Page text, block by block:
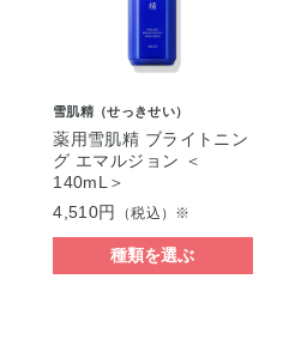
雪肌精（せっきせい）
薬用雪肌精 ブライトニン
グ エマルジョン ＜
140mL＞
4,510円
（税込）※
種類を選ぶ